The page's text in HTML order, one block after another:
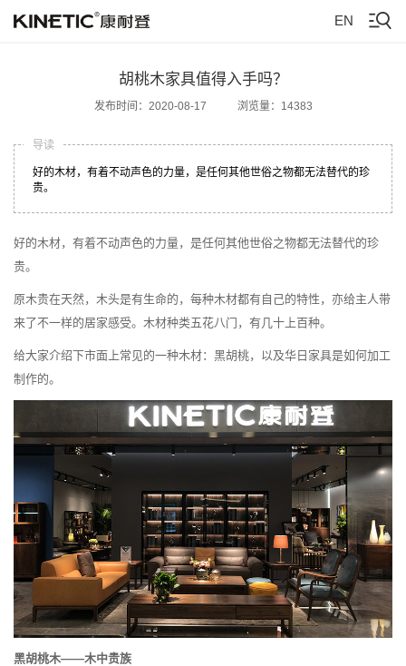
EN
胡桃木家具值得入手吗？
发布时间：2020-08-17 浏览量：14383
导读
好的木材，有着不动声色的力量，是任何其他世俗之物都无法替代的珍
贵。
好的木材，有着不动声色的力量，是任何其他世俗之物都无法替代的珍
贵。
原木贵在天然，木头是有生命的，每种木材都有自己的特性，亦给主人带
来了不一样的居家感受。木材种类五花八门，有几十上百种。
给大家介绍下市面上常见的一种木材：黑胡桃，以及华日家具是如何加工
制作的。
黑胡桃木——木中贵族